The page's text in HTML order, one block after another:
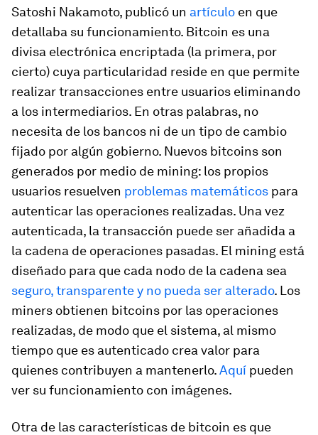
Satoshi Nakamoto, publicó un artículo en que
detallaba su funcionamiento. Bitcoin es una
divisa electrónica encriptada (la primera, por
cierto) cuya particularidad reside en que permite
realizar transacciones entre usuarios eliminando
a los intermediarios. En otras palabras, no
necesita de los bancos ni de un tipo de cambio
fijado por algún gobierno. Nuevos bitcoins son
generados por medio de mining: los propios
usuarios resuelven problemas matemáticos para
autenticar las operaciones realizadas. Una vez
autenticada, la transacción puede ser añadida a
la cadena de operaciones pasadas. El mining está
diseñado para que cada nodo de la cadena sea
seguro, transparente y no pueda ser alterado. Los
miners obtienen bitcoins por las operaciones
realizadas, de modo que el sistema, al mismo
tiempo que es autenticado crea valor para
quienes contribuyen a mantenerlo.Aquí pueden
ver su funcionamiento con imágenes.
Otra de las características de bitcoin es que